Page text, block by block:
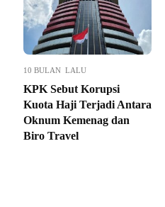
10 BULAN LALU
KPK Sebut Korupsi
Kuota Haji Terjadi Antara
Oknum Kemenag dan
Biro Travel